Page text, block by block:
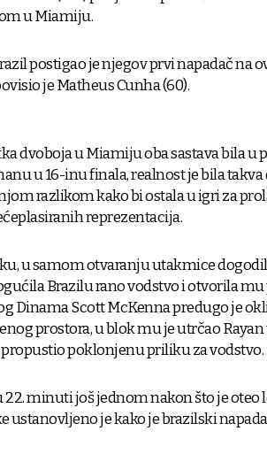
u Miamiju.
postigao je njegov prvi napadač na
je Matheus Cunha (60).
dvoboja u Miamiju oba sastava bila u
u 16-inu finala, realnost je bila takva
razlikom kako bi ostala u igri za
reprezentacija.
u samom otvaranju utakmice
Brazilu rano vodstvo i otvorila
Dinama Scott McKenna predugo je
prostora, u blok mu je utrčao Rayan
poklonjenu priliku za vodstvo.
22. minuti još jednom nakon što je
ustanovljeno je kako je brazilski